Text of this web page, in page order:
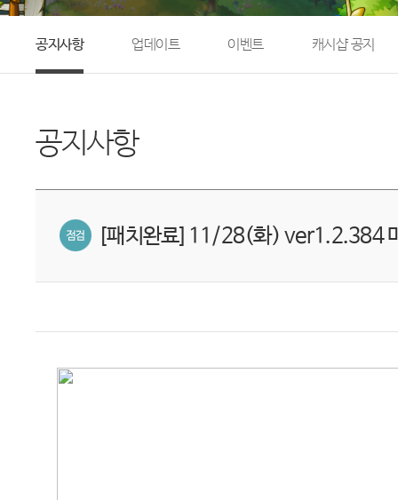
공지사항 업데이트 이벤트 캐시샵 공지
공지사항
[패치완료]11/28(화) ver1.2.384